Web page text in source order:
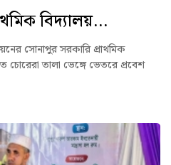
বিদ্যালয়...
সোনাপুর সরকারি প্রাথমিক
চোরেরা তালা ভেঙ্গে ভেতরে প্রবেশ